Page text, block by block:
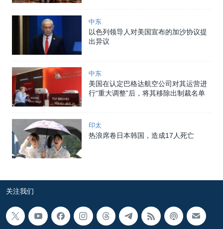
中东
以色列领导人对美国宣布的加沙协议提
出异议
中东
美国在认定巴格达航空公司对其运营进
行“重大调整”后，将其移除出制裁名单
印太
热浪席卷日本韩国，造成17人死亡
关注我们